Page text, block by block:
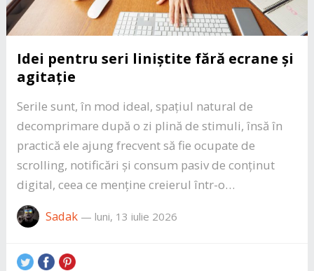
Idei pentru seri liniștite fără ecrane și
agitație
Serile sunt, în mod ideal, spațiul natural de
decomprimare după o zi plină de stimuli, însă în
practică ele ajung frecvent să fie ocupate de
scrolling, notificări și consum pasiv de conținut
digital, ceea ce menține creierul într-o…
Sadak— luni, 13 iulie 2026